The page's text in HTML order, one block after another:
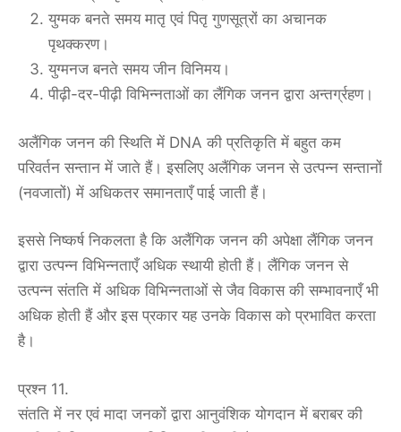
युग्मक बनते समय मातृ एवं पितृ गुणसूत्रों का अचानक
पृथक्करण।
युग्मनज बनते समय जीन विनिमय।
पीढ़ी-दर-पीढ़ी विभिन्नताओं का लैंगिक जनन द्वारा अन्तर्ग्रहण।
अलैंगिक जनन की स्थिति में DNA की प्रतिकृति में बहुत कम
परिवर्तन सन्तान में जाते हैं। इसलिए अलैंगिक जनन से उत्पन्न सन्तानों
(नवजातों) में अधिकतर समानताएँ पाई जाती हैं।
इससे निष्कर्ष निकलता है कि अलैंगिक जनन की अपेक्षा लैंगिक जनन
द्वारा उत्पन्न विभिन्नताएँ अधिक स्थायी होती हैं। लैंगिक जनन से
उत्पन्न संतति में अधिक विभिन्नताओं से जैव विकास की सम्भावनाएँ भी
अधिक होती हैं और इस प्रकार यह उनके विकास को प्रभावित करता
है।
प्रश्न 11.
संतति में नर एवं मादा जनकों द्वारा आनुवंशिक योगदान में बराबर की